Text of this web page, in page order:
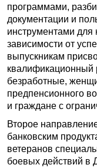
программами,
документации и
инструментами для
зависимости от
выпускникам
квалификационный
безработные,
предпенсионного
и граждане с
Второе
банковским
ветеранов
боевых действий в